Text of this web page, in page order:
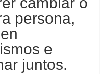
persona,
e
juntos.